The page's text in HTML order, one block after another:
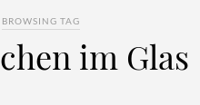
BROWSING TAG
im Glas